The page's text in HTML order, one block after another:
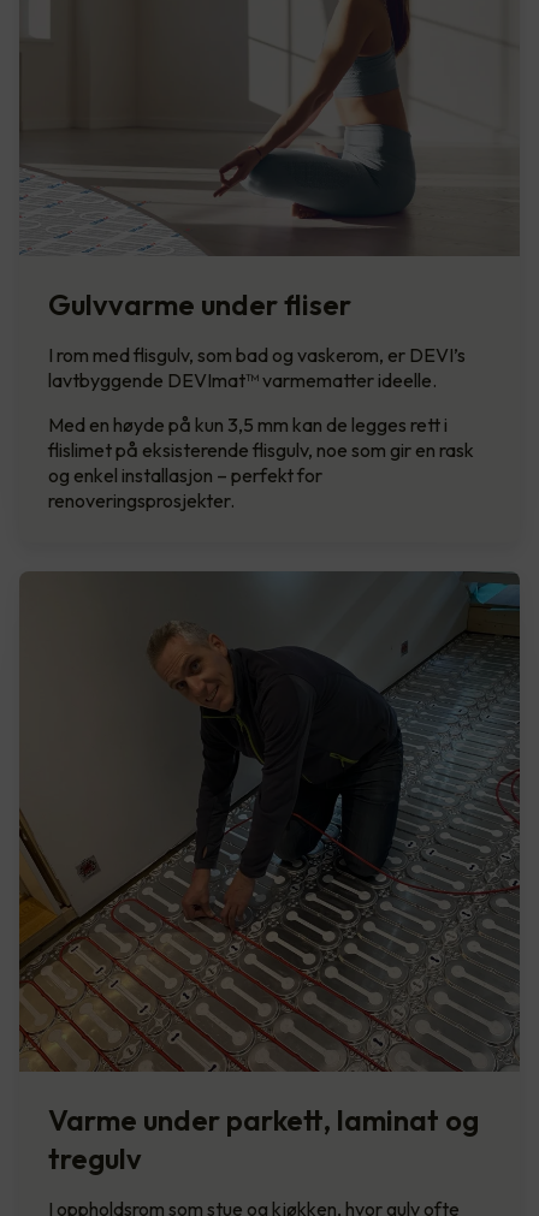
Gulvvarme under fliser
I rom med flisgulv, som bad og vaskerom, er DEVI’s
lavtbyggende DEVImat™ varmematter ideelle.
Med en høyde på kun 3,5 mm kan de legges rett i
flislimet på eksisterende flisgulv, noe som gir en rask
og enkel installasjon – perfekt for
renoveringsprosjekter.
Varme under parkett, laminat og
tregulv
I oppholdsrom som stue og kjøkken, hvor gulv ofte